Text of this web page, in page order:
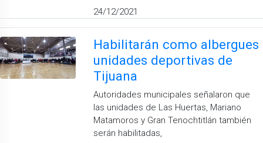
24/12/2021
Habilitarán como albergues
unidades deportivas de
Tijuana
Autoridades municipales señalaron que
las unidades de Las Huertas, Mariano
Matamoros y Gran Tenochtitlán también
serán habilitadas,